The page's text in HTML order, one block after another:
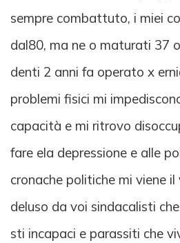
sempre combattuto, i miei
dal80, ma ne o maturati 37
denti 2 anni fa operato x
problemi fisici mi
capacità e mi ritrovo
fare ela depressione e alle
cronache politiche mi viene
deluso da voi sindacalisti
sti incapaci e parassiti che